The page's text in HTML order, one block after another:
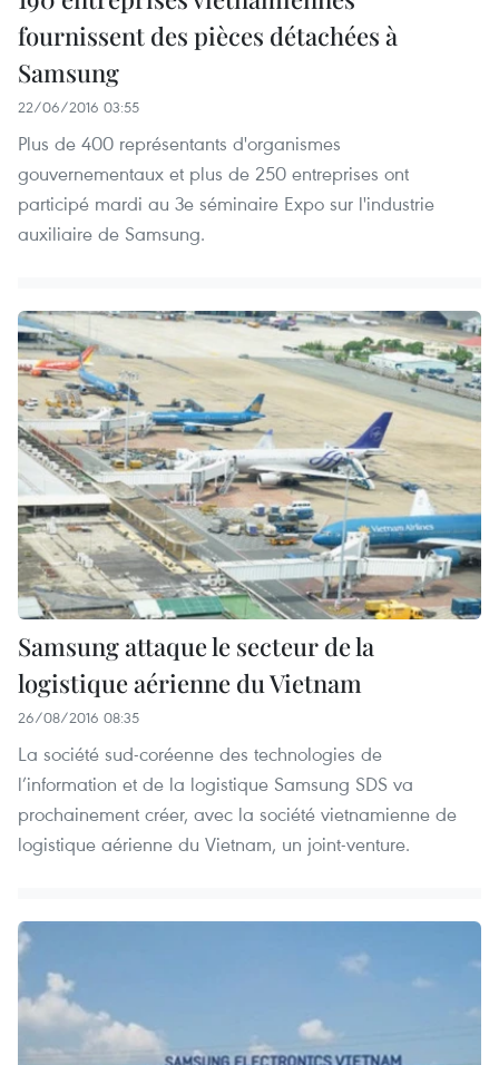
fournissent des pièces détachées à
Samsung
22/06/2016 03:55
Plus de 400 représentants d'organismes
gouvernementaux et plus de 250 entreprises ont
participé mardi au 3e séminaire Expo sur l'industrie
auxiliaire de Samsung.
Samsung attaque le secteur de la
logistique aérienne du Vietnam
26/08/2016 08:35
La société sud-coréenne des technologies de
l’information et de la logistique Samsung SDS va
prochainement créer, avec la société vietnamienne de
logistique aérienne du Vietnam, un joint-venture.